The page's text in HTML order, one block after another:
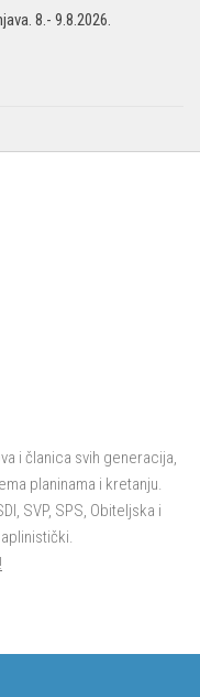
8.- 9.8.2026.
i članica svih generacija,
planinama i kretanju.
SVP, SPS, Obiteljska i